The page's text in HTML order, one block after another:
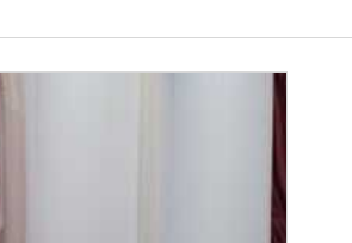
capote hospitalar descartável